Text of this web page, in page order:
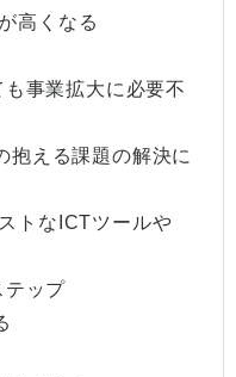
高くなる
事業拡大に必要不
抱える課題の解決に
トなICTツールや
テップ